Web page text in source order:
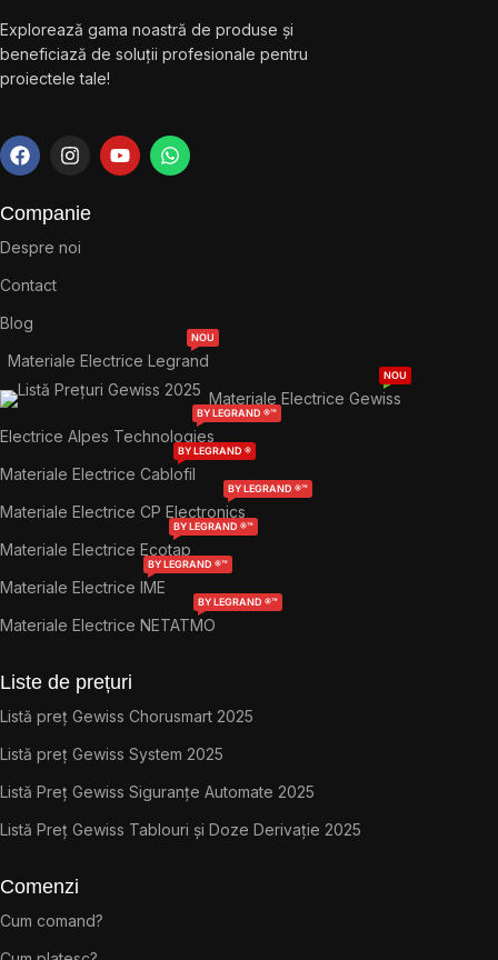
Explorează gama noastră de produse și
beneficiază de soluții profesionale pentru
proiectele tale!
Companie
Despre noi
Contact
Blog
Materiale Electrice Legrand
NOU
Materiale Electrice Gewiss
NOU
Electrice Alpes Technologies
BY LEGRAND ®™
Materiale Electrice Cablofil
BY LEGRAND ®
Materiale Electrice CP Electronics
BY LEGRAND ®™
Materiale Electrice Ecotap
BY LEGRAND ®™
Materiale Electrice IME
BY LEGRAND ®™
Materiale Electrice NETATMO
BY LEGRAND ®™
Liste de prețuri
Listă preț Gewiss Chorusmart 2025
Listă preț Gewiss System 2025
Listă Preț Gewiss Siguranțe Automate 2025
Listă Preț Gewiss Tablouri și Doze Derivație 2025
Comenzi
Cum comand?